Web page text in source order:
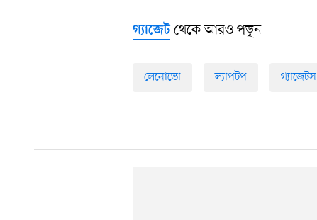
গ্যাজেটথেকে আরও পড়ুন
লেনোভো ল্যাপটপ গ্যাজেটস